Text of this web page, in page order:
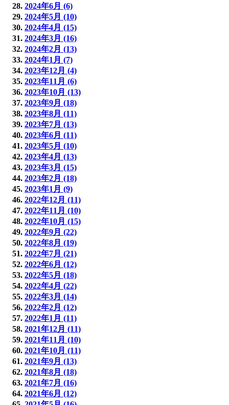
2024年6月 (6)
2024年5月 (10)
2024年4月 (15)
2024年3月 (16)
2024年2月 (13)
2024年1月 (7)
2023年12月 (4)
2023年11月 (6)
2023年10月 (13)
2023年9月 (18)
2023年8月 (11)
2023年7月 (13)
2023年6月 (11)
2023年5月 (10)
2023年4月 (13)
2023年3月 (15)
2023年2月 (18)
2023年1月 (9)
2022年12月 (11)
2022年11月 (10)
2022年10月 (15)
2022年9月 (22)
2022年8月 (19)
2022年7月 (21)
2022年6月 (12)
2022年5月 (18)
2022年4月 (22)
2022年3月 (14)
2022年2月 (12)
2022年1月 (11)
2021年12月 (11)
2021年11月 (10)
2021年10月 (11)
2021年9月 (13)
2021年8月 (18)
2021年7月 (16)
2021年6月 (12)